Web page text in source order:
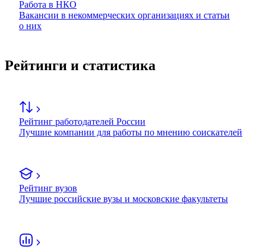
Работа в НКО
Вакансии в некоммерческих организациях и статьи
о них
Рейтинги и статистика
Рейтинг работодателей России
Лучшие компании для работы по мнению соискателей
Рейтинг вузов
Лучшие российские вузы и московские факультеты